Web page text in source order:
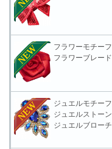
フラワーモチーフ
フラワーブレード
ジュエルモチーフ
ジュエルストーン
ジュエルブローチ